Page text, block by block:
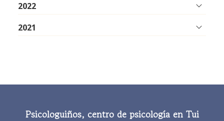
2022
2021
Psicologuiños, centro de psicología en Tui